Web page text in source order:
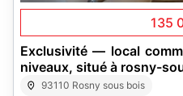
135
Exclusivité — local
niveaux, situé à rosny-
93110 Rosny sous bois